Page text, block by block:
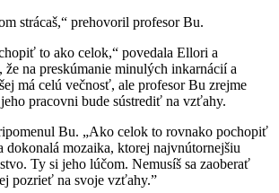
strácaš,“ prehovoril profesor Bu.
to ako celok,“ povedala Ellori a
že na preskúmanie minulých inkarnácií a
má celú večnosť, ale profesor Bu zrejme
pracovni bude sústrediť na vzťahy.
Bu. „Ako celok to rovnako pochopiť
dokonalá mozaika, ktorej najvnútornejšiu
Ty si jeho lúčom. Nemusíš sa zaoberať
pozrieť na svoje vzťahy.”